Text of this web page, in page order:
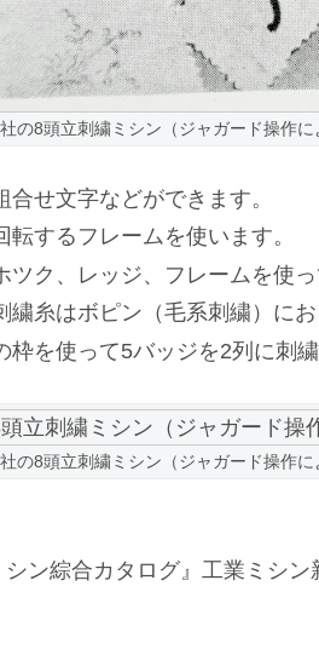
の8頭立刺繍ミシン（ジャガード操作に
せ文字などができます。
するフレームを使います。
ク、レッジ、フレームを使っ
糸はボピン（毛系刺繍）にお
を使って5バッジを2列に刺繍
の8頭立刺繍ミシン（ジャガード操作に
ン綜合カタログ』工業ミシン